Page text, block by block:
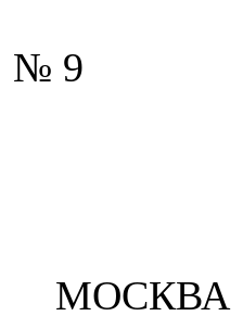
№ 9
МОСКВА